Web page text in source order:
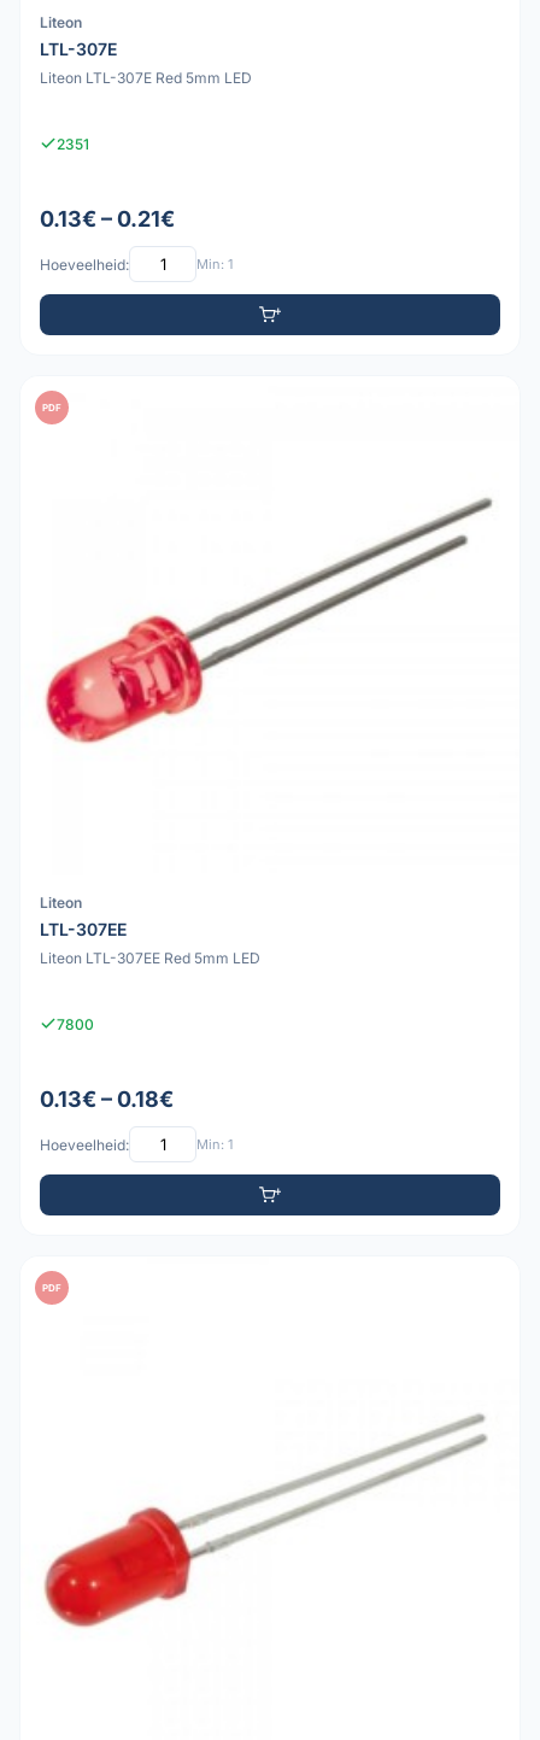
Liteon
LTL-307E
Liteon LTL-307E Red 5mm LED
2351
0.13€ – 0.21€
Hoeveelheid: Min: 1
PDF
Liteon
LTL-307EE
Liteon LTL-307EE Red 5mm LED
7800
0.13€ – 0.18€
Hoeveelheid: Min: 1
PDF